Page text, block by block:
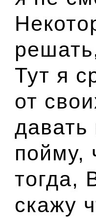
Тут я
от
пойму,
тогда,
скажу